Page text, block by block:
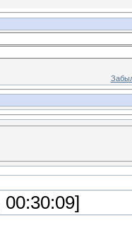
00:30:09]